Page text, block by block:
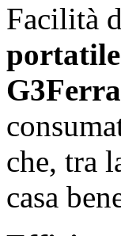
Facilità
portatile
che, tra
casa